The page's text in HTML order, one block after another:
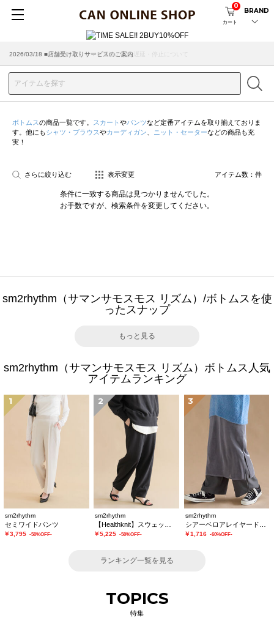
カート
0
BRAND
2026/07/29 ■【お知らせ】ヤマト運輸の配送遅延・停止について
2026/03/18 ■店舗受け取りサービスのご案内
ボトムスの商品一覧です。 スカート やパンツなど定番アイテムを取り揃えておりま
す。他にもシャツ・ブラウスやカーディガン ニット・セーターなどの商品も充
実！
さらに絞り込む 表示変更 アイテム数： 件
条件に一致する商品は見つかりませんでした。
お手数ですが、検索条件を変更してください。
sm2rhythm（サマンサモスモス リズム）/ボトムスを使
ったスナップ
もっと見る
sm2rhythm（サマンサモスモス リズム）ボトムス人気
アイテムランキング
1
sm2rhythm
セミワイドパンツ
￥3,795 -50%OFF-
2
sm2rhythm
￥5,225 -50%OFF-
3
sm2rhythm
￥1,716 -60%OFF-
ランキング一覧を見る
TOPICS
特集